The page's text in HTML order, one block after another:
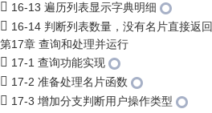
16-13 遍历列表显示字典明细
16-14 判断列表数量，没有名片直接返回
第17章 查询和处理并运行
17-1 查询功能实现
17-2 准备处理名片函数
17-3 增加分支判断用户操作类型